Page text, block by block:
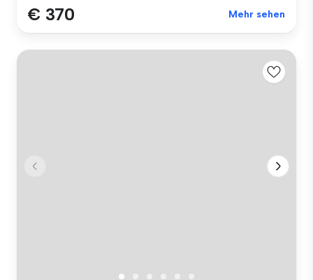
€ 370 Mehr sehen